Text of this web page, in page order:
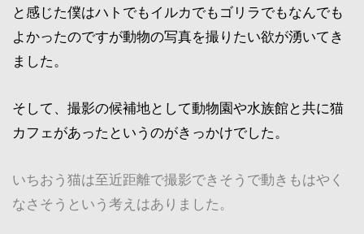
と感じた僕はハトでもイルカでもゴリラでもなんでも
よかったのですが動物の写真を撮りたい欲が湧いてき
ました。
そして、撮影の候補地として動物園や水族館と共に猫
カフェがあったというのがきっかけでした。
いちおう猫は至近距離で撮影できそうで動きもはやく
なさそうという考えはありました。